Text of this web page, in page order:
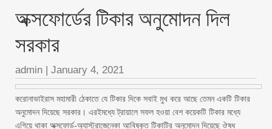
অক্সফোর্ডের টিকার অনুমোদন দিল
সরকার
admin | January 4, 2021
করোনাভাইরাস মহামারী ঠেকাতে যে টিকার দিকে সবাই মুখ করে আছে তেমন একটি টিকার
অনুমোদন দিয়েছে সরকার। এরইমধ্যে ট্রায়ালে সফল হওয়া বেশ কয়েকটি টিকার মধ্যে
এগিয়ে থাকা অক্সফোর্ড-অ্যাস্ট্রাজেনেকা আবিষ্কৃত টিকাটির অনুমোদন দিয়েছে ঔষধ